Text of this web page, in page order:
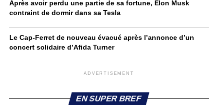
Après avoir perdu une partie de sa fortune, Elon Musk
contraint de dormir dans sa Tesla
Le Cap-Ferret de nouveau évacué après l’annonce d’un
concert solidaire d’Afida Turner
ADVERTISEMENT
EN SUPER BREF